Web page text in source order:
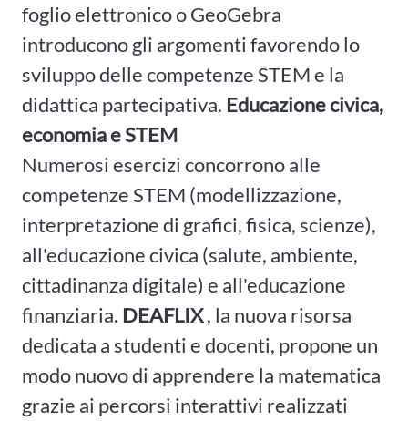
foglio elettronico o GeoGebra
introducono gli argomenti favorendo lo
sviluppo delle competenze STEM e la
didattica partecipativa. Educazione civica,
economia e STEM
Numerosi esercizi concorrono alle
competenze STEM (modellizzazione,
interpretazione di grafici, fisica, scienze),
all'educazione civica (salute, ambiente,
cittadinanza digitale) e all'educazione
finanziaria. DEAFLIX, la nuova risorsa
dedicata a studenti e docenti, propone un
modo nuovo di apprendere la matematica
grazie ai percorsi interattivi realizzati